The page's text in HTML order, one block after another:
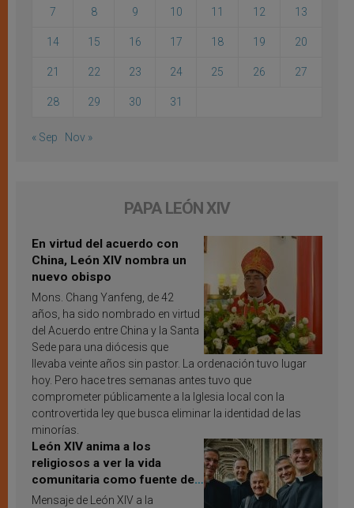
7 8 9 10 11 12 13
14 15 16 17 18 19 20
21 22 23 24 25 26 27
28 29 30 31
« Sep Nov »
PAPA LEÓN XIV
En virtud del acuerdo con
China, León XIV nombra un
nuevo obispo
Mons. Chang Yanfeng, de 42
años, ha sido nombrado en virtud
del Acuerdo entre China y la Santa
Sede para una diócesis que
llevaba veinte años sin pastor. La ordenación tuvo lugar
hoy. Pero hace tres semanas antes tuvo que
comprometer públicamente a la Iglesia local con la
controvertida ley que busca eliminar la identidad de las
minorías.
León XIV anima a los
religiosos a ver la vida
comunitaria como fuente de
inspiración y santificación
Mensaje de León XIV a la